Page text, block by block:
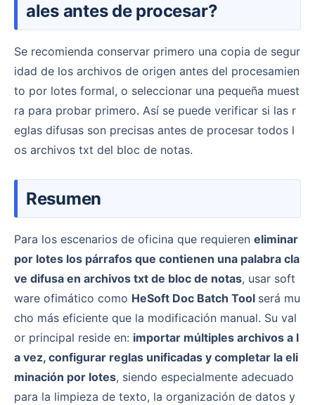
ales antes de procesar?
Se recomienda conservar primero una copia de segur
idad de los archivos de origen antes del procesamien
to por lotes formal, o seleccionar una pequeña muest
ra para probar primero. Así se puede verificar si las r
eglas difusas son precisas antes de procesar todos l
os archivos txt del bloc de notas.
Resumen
Para los escenarios de oficina que requieren eliminar
por lotes los párrafos que contienen una palabra cla
ve difusa en archivos txt de bloc de notas, usar soft
ware ofimático como HeSoft Doc Batch Tool será mu
cho más eficiente que la modificación manual. Su val
or principal reside en: importar múltiples archivos a l
a vez, configurar reglas unificadas y completar la eli
minación por lotes, siendo especialmente adecuado
para la limpieza de texto, la organización de datos y